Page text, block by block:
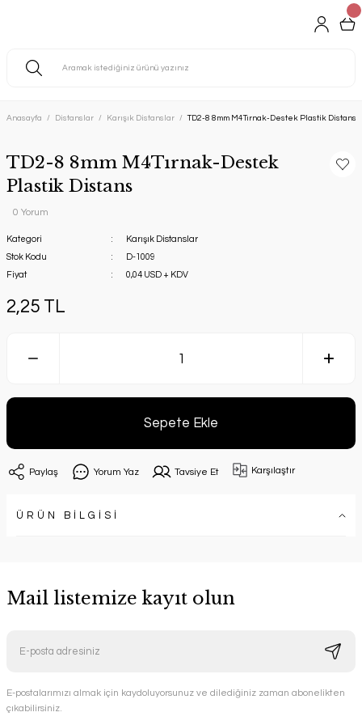
Anasayfa Distanslar Karışık Distanslar TD2-8 8mm M4Tırnak-Destek Plastik Distans
TD2-8 8mm M4Tırnak-Destek
Plastik Distans
0 Yorum
Kategori
Karışık Distanslar
Stok Kodu
D-1009
Fiyat
0,04 USD + KDV
2,25 TL
Sepete Ekle
Paylaş Yorum Yaz Tavsiye Et Karşılaştır
ÜRÜN BİLGİSİ
Mail listemize kayıt olun
E-postalarımızı almak için kaydoluyorsunuz ve dilediğiniz zaman abonelikten
çıkabilirsiniz.